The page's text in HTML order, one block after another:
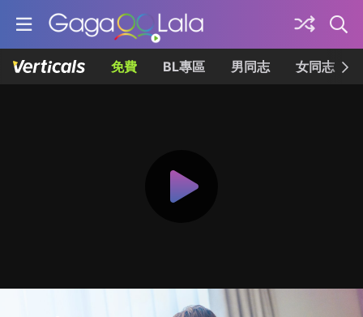
免費 BL專區 男同志 女同志